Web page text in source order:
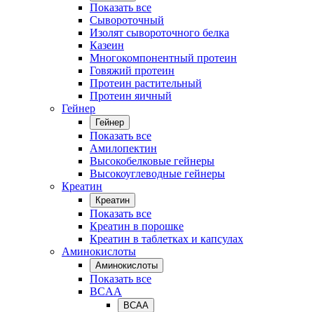
Показать все
Сывороточный
Изолят сывороточного белка
Казеин
Многокомпонентный протеин
Говяжий протеин
Протеин растительный
Протеин яичный
Гейнер
Гейнер
Показать все
Амилопектин
Высокобелковые гейнеры
Высокоуглеводные гейнеры
Креатин
Креатин
Показать все
Креатин в порошке
Креатин в таблетках и капсулах
Аминокислоты
Аминокислоты
Показать все
BCAA
BCAA